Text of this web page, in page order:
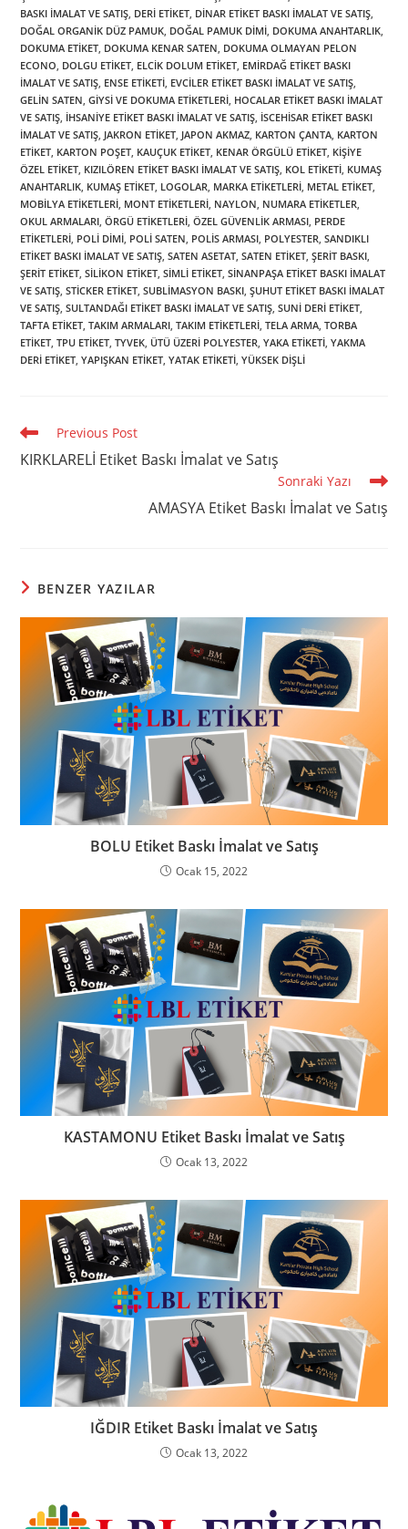
BASKI İMALAT VE SATIŞ, DERI ETIKET, DINAR ETIKET BASKI İMALAT VE SATIŞ,
DOĞAL ORGANIK DÜZ PAMUK, DOĞAL PAMUK DIMI, DOKUMA ANAHTARLIK,
DOKUMA ETIKET, DOKUMA KENAR SATEN, DOKUMA OLMAYAN PELON
ECONO, DOLGU ETIKET, ELCIK DOLUM ETIKET, EMIRDAĞ ETIKET BASKI
İMALAT VE SATIŞ, ENSE ETIKETI, EVCILER ETIKET BASKI İMALAT VE SATIŞ,
GELIN SATEN, GIYSI VE DOKUMA ETIKETLERI, HOCALAR ETIKET BASKI İMALAT
VE SATIŞ, İHSANIYE ETIKET BASKI İMALAT VE SATIŞ, İSCEHISAR ETIKET BASKI
İMALAT VE SATIŞ, JAKRON ETIKET, JAPON AKMAZ, KARTON ÇANTA, KARTON
ETIKET, KARTON POŞET, KAUÇUK ETIKET, KENAR ÖRGÜLÜ ETIKET, KIŞIYE
ÖZEL ETIKET, KIZILÖREN ETIKET BASKI İMALAT VE SATIŞ, KOL ETIKETI, KUMAŞ
ANAHTARLIK, KUMAŞ ETIKET, LOGOLAR, MARKA ETIKETLERI, METAL ETIKET,
MOBILYA ETIKETLERI, MONT ETIKETLERI, NAYLON, NUMARA ETIKETLER,
OKUL ARMALARI, ÖRGÜ ETIKETLERI, ÖZEL GÜVENLIK ARMASI, PERDE
ETIKETLERI, POLI DIMI, POLI SATEN, POLIS ARMASI, POLYESTER, SANDIKLI
ETIKET BASKI İMALAT VE SATIŞ, SATEN ASETAT, SATEN ETIKET, ŞERIT BASKI,
ŞERIT ETIKET, SILIKON ETIKET, SIMLI ETIKET, SINANPAŞA ETIKET BASKI İMALAT
VE SATIŞ, STICKER ETIKET, SUBLIMASYON BASKI, ŞUHUT ETIKET BASKI İMALAT
VE SATIŞ, SULTANDAĞI ETIKET BASKI İMALAT VE SATIŞ, SUNI DERI ETIKET,
TAFTA ETIKET, TAKIM ARMALARI, TAKIM ETIKETLERI, TELA ARMA, TORBA
ETIKET, TPU ETIKET, TYVEK, ÜTÜ ÜZERI POLYESTER, YAKA ETIKETI, YAKMA
DERI ETIKET, YAPIŞKAN ETIKET, YATAK ETIKETI, YÜKSEK DIŞLI
Read
articles
Previous Post
KIRKLARELİ Etiket Baskı İmalat ve Satış
Sonraki Yazı
AMASYA Etiket Baskı İmalat ve Satış
BENZER YAZILAR
BOLU Etiket Baskı İmalat ve Satış
Ocak 15, 2022
KASTAMONU Etiket Baskı İmalat ve Satış
Ocak 13, 2022
IĞDIR Etiket Baskı İmalat ve Satış
Ocak 13, 2022